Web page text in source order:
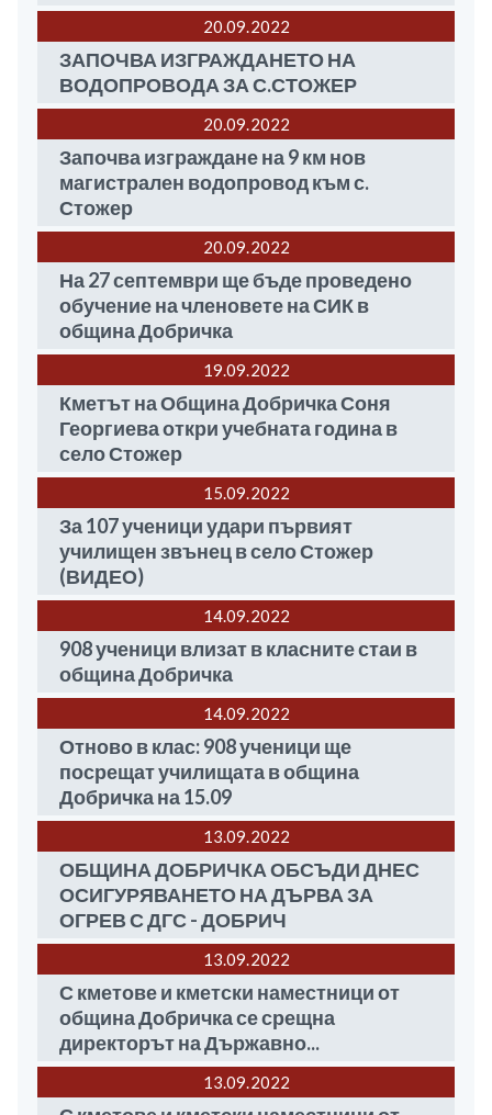
20.09 2022
ЗАПОЧВА ИЗГРАЖДАНЕТО НА
ВОДОПРОВОДА ЗА С.СТОЖЕР
20.09 2022
Започва изграждане на 9 км нов
магистрален водопровод към с.
Стожер
20.09 2022
На 27 септември ще бъде проведено
обучение на членовете на СИК в
община Добричка
19.09 2022
Кметът на Община Добричка Соня
Георгиева откри учебната година в
село Стожер
15.09 2022
За 107 ученици удари първият
училищен звънец в село Стожер
(ВИДЕО)
14.09 2022
908 ученици влизат в класните стаи в
община Добричка
14.09 2022
Отново в клас: 908 ученици ще
посрещат училищата в община
Добричка на 15.09
13.09 2022
ОБЩИНА ДОБРИЧКА ОБСЪДИ ДНЕС
ОСИГУРЯВАНЕТО НА ДЪРВА ЗА
ОГРЕВ С ДГС - ДОБРИЧ
13.09 2022
С кметове и кметски наместници от
община Добричка се срещна
директорът на Държавно...
13.09 2022